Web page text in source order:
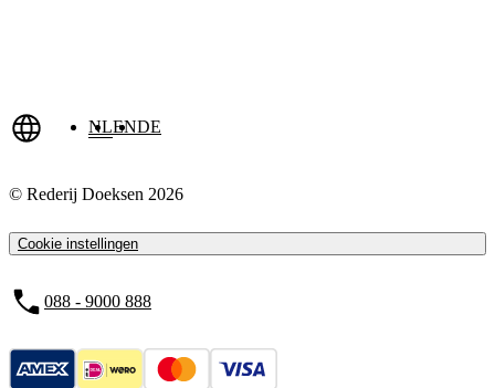
NLENDE
© Rederij Doeksen 2026
Cookie instellingen
088 - 9000 888